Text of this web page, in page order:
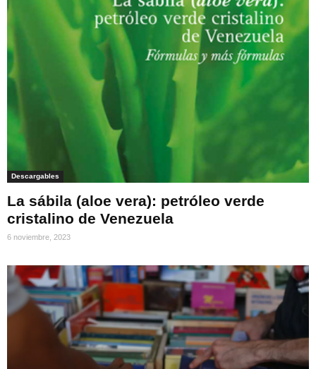
Descargables
La sábila (aloe vera): petróleo verde
cristalino de Venezuela
6 noviembre, 2023